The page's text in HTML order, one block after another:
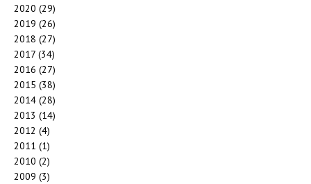
2020 (29)
2019 (26)
2018 (27)
2017 (34)
2016 (27)
2015 (38)
2014 (28)
2013 (14)
2012 (4)
2011 (1)
2010 (2)
2009 (3)